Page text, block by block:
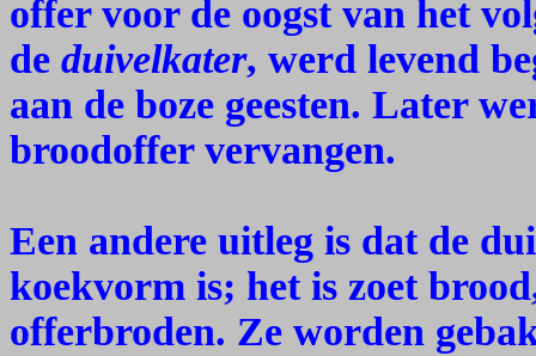
offer voor de oogst van het
de duivelkater, werd levend
aan de boze geesten. Later
broodoffer vervangen.
Een andere uitleg is dat de
koekvorm is; het is zoet
offerbroden. Ze worden